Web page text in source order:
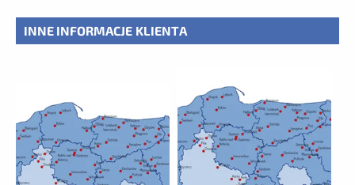
INNE INFORMACJE KLIENTA